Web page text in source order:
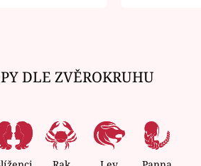
DLE ZVĚROKRUHU